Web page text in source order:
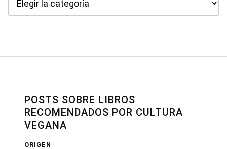
POSTS SOBRE LIBROS
RECOMENDADOS POR CULTURA
VEGANA
ORIGEN